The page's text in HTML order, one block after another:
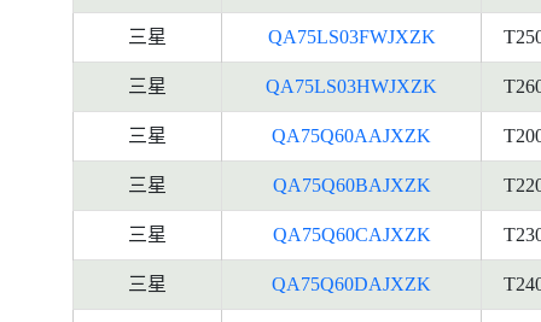
三星 QA75LS03FWJXZK
三星 QA75LS03HWJXZK
三星 QA75Q60AAJXZK
三星 QA75Q60BAJXZK
三星 QA75Q60CAJXZK
三星 QA75Q60DAJXZK